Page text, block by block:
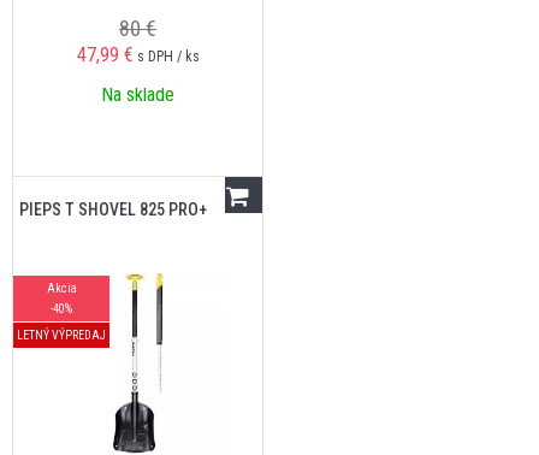
80 €
47,99 € s DPH / ks
Na sklade
PIEPS T SHOVEL 825 PRO+
Akcia
-40%
LETNÝ VÝPREDAJ